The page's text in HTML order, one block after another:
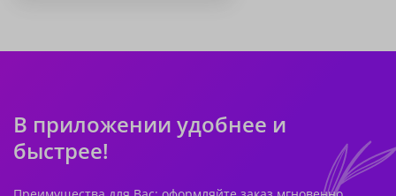
В приложении удобнее и
быстрее!